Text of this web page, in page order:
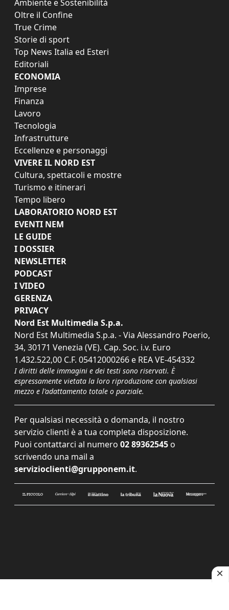
Ambiente e Sostenibilità
Oltre il Confine
True Crime
Storie di sport
Top News Italia ed Esteri
Editoriali
ECONOMIA
Imprese
Finanza
Lavoro
Tecnologia
Infrastrutture
Eccellenze e personaggi
VIVERE IL NORD EST
Cultura, spettacoli e mostre
Turismo e itinerari
Tempo libero
LABORATORIO NORD EST
EVENTI NEM
LE GUIDE
I DOSSIER
NEWSLETTER
PODCAST
I VIDEO
GERENZA
PRIVACY
Nord Est Multimedia S.p.a.
Nord Est Multimedia S.p.a. - Via Alessandro Poerio,
34, 30171 Venezia (VE). Cap. Soc. i.v. Euro
1.432.522,00 C.F. 05412000266 e REA VE-454332
I diritti delle immagini e dei testi sono riservati. È
espressamente vietata la loro riproduzione con qualsiasi
mezzo e l'adattamento totale o parziale.
Per qualsiasi necessità o domanda, il nostro
servizio clienti è a tua completa disposizione.
Puoi contattarci al numero 02 89362545 o
scrivendo una mail a
servizioclienti@grupponem.it.